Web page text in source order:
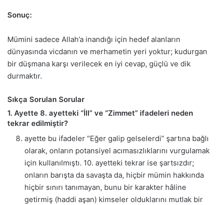
Sonuç:
Mümini sadece Allah’a inandığı için hedef alanların
dünyasında vicdanın ve merhametin yeri yoktur; kudurgan
bir düşmana karşı verilecek en iyi cevap, güçlü ve dik
durmaktır.
Sıkça Sorulan Sorular
1. Ayette 8. ayetteki “İll” ve “Zimmet” ifadeleri neden
tekrar edilmiştir?
ayette bu ifadeler “Eğer galip gelselerdi” şartına bağlı
olarak, onların potansiyel acımasızlıklarını vurgulamak
için kullanılmıştı. 10. ayetteki tekrar ise şartsızdır;
onların barışta da savaşta da, hiçbir mümin hakkında
hiçbir sınırı tanımayan, bunu bir karakter hâline
getirmiş (haddi aşan) kimseler olduklarını mutlak bir